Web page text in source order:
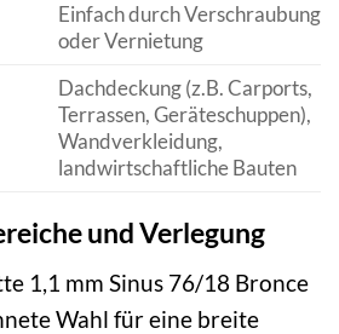
Einfach durch Verschraubung
oder Vernietung
Dachdeckung (z.B. Carports,
Terrassen, Geräteschuppen),
Wandverkleidung,
landwirtschaftliche Bauten
und Verlegung
1,1 mm Sinus 76/18 Bronce
Wahl für eine breite